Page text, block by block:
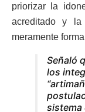
priorizar la
acreditado y la
meramente
Señaló
los
sistema